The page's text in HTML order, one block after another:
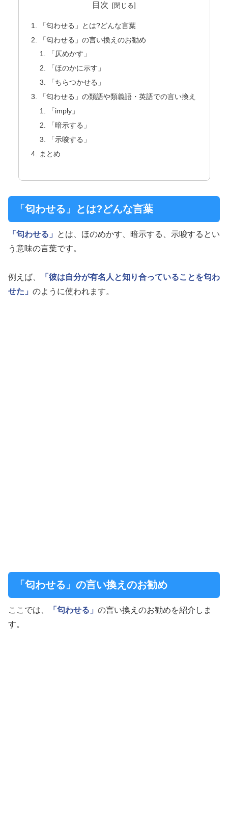
目次
「匂わせる」とは?どんな言葉
「匂わせる」の言い換えのお勧め
「仄めかす」
「ほのかに示す」
「ちらつかせる」
「匂わせる」の類語や類義語・英語での言い換え
「imply」
「暗示する」
「示唆する」
まとめ
「匂わせる」とは?どんな言葉
「匂わせる」
とは、ほのめかす、暗示する、示唆するとい
う意味の言葉です。
例えば、
「彼は自分が有名人と知り合っていることを匂わ
せた」 のように使われます。
「匂わせる」の言い換えのお勧め
ここでは、 「匂わせる」 の言い換えのお勧めを紹介しま
す。